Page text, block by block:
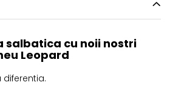
cu noii nostri
Leopard